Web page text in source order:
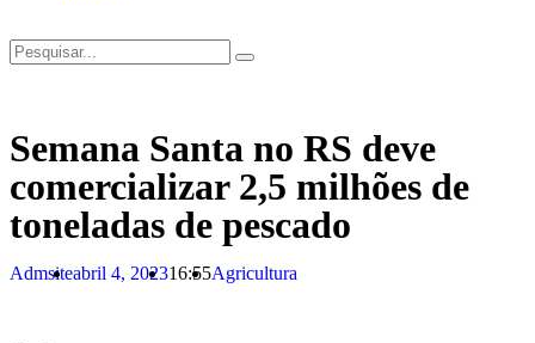
Semana Santa no RS deve
comercializar 2,5 milhões de
toneladas de pescado
Admsiteabril 4, 202316:55Agricultura